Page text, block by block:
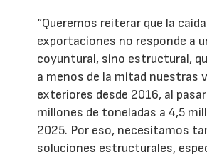
“Queremos reiterar que la
exportaciones no responde a
coyuntural, sino estructural,
a menos de la mitad nuestras
exteriores desde 2016, al
millones de toneladas a 4,5
2025. Por eso, necesitamos
soluciones estructurales,